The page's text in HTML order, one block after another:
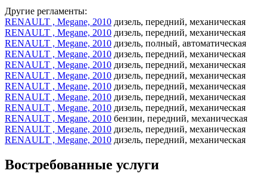
Другие регламенты:
RENAULT , Megane, 2010 дизель, передний, механическая
RENAULT , Megane, 2010 дизель, передний, механическая
RENAULT , Megane, 2010 дизель, полный, автоматическая
RENAULT , Megane, 2010 дизель, передний, механическая
RENAULT , Megane, 2010 дизель, передний, механическая
RENAULT , Megane, 2010 дизель, передний, механическая
RENAULT , Megane, 2010 дизель, передний, механическая
RENAULT , Megane, 2010 дизель, передний, механическая
RENAULT , Megane, 2010 дизель, передний, механическая
RENAULT , Megane, 2010 бензин, передний, механическая
RENAULT , Megane, 2010 дизель, передний, механическая
RENAULT , Megane, 2010 дизель, передний, механическая
Востребованные услуги